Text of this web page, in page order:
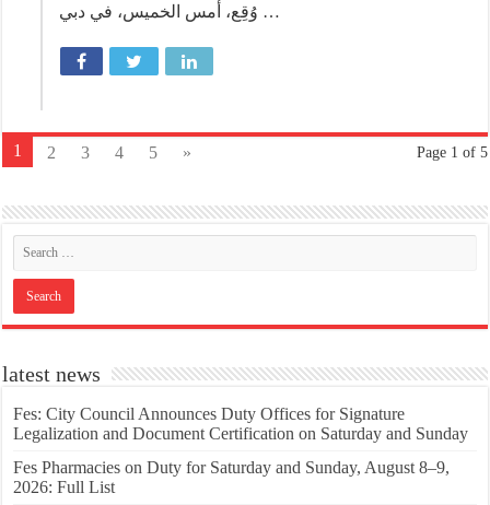
وُقِع، أمس الخميس، في دبي …
Page 1 of 5
1 2 3 4 5 »
latest news
Fes: City Council Announces Duty Offices for Signature
Legalization and Document Certification on Saturday and Sunday
Fes Pharmacies on Duty for Saturday and Sunday, August 8–9,
2026: Full List